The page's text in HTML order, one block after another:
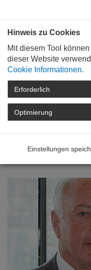
STARTSEITE
Thomas
Geburtstag
Hinweis zu Cookies
Mit diesem Tool
dieser Website
Cookie Informationen.
Erforderlich
Optimierung
Einstellungen